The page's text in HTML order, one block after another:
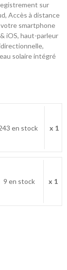
sur
Accès à distance
smartphone
iOS, haut-parleur
solaire intégré
en stock x 1
9 en stock x 1